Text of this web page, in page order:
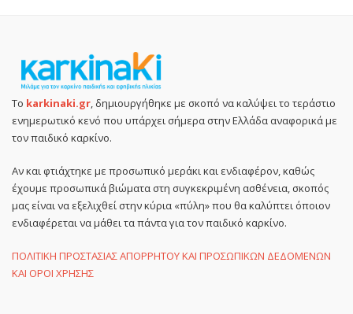
Το karkinaki.gr, δημιουργήθηκε με σκοπό να καλύψει το τεράστιο
ενημερωτικό κενό που υπάρχει σήμερα στην Ελλάδα αναφορικά με
τον παιδικό καρκίνο.
Αν και φτιάχτηκε με προσωπικό μεράκι και ενδιαφέρον, καθώς
έχουμε προσωπικά βιώματα στη συγκεκριμένη ασθένεια, σκοπός
μας είναι να εξελιχθεί στην κύρια «πύλη» που θα καλύπτει όποιον
ενδιαφέρεται να μάθει τα πάντα για τον παιδικό καρκίνο.
ΠΟΛΙΤΙΚΗ ΠΡΟΣΤΑΣΙΑΣ ΑΠΟΡΡΗΤΟΥ ΚΑΙ ΠΡΟΣΩΠΙΚΩΝ ΔΕΔΟΜΕΝΩΝ
ΚΑΙ ΟΡΟΙ ΧΡΗΣΗΣ